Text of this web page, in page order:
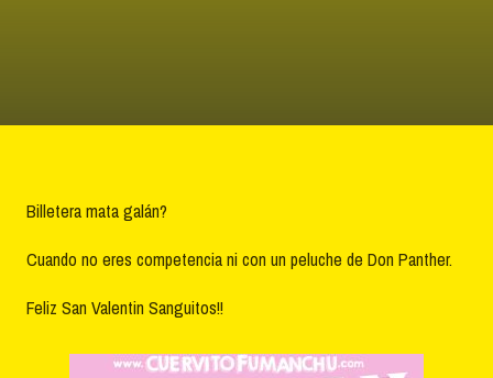
Billetera mata galán?
Cuando no eres competencia ni con un peluche de Don Panther.
Feliz San Valentin Sanguitos!!